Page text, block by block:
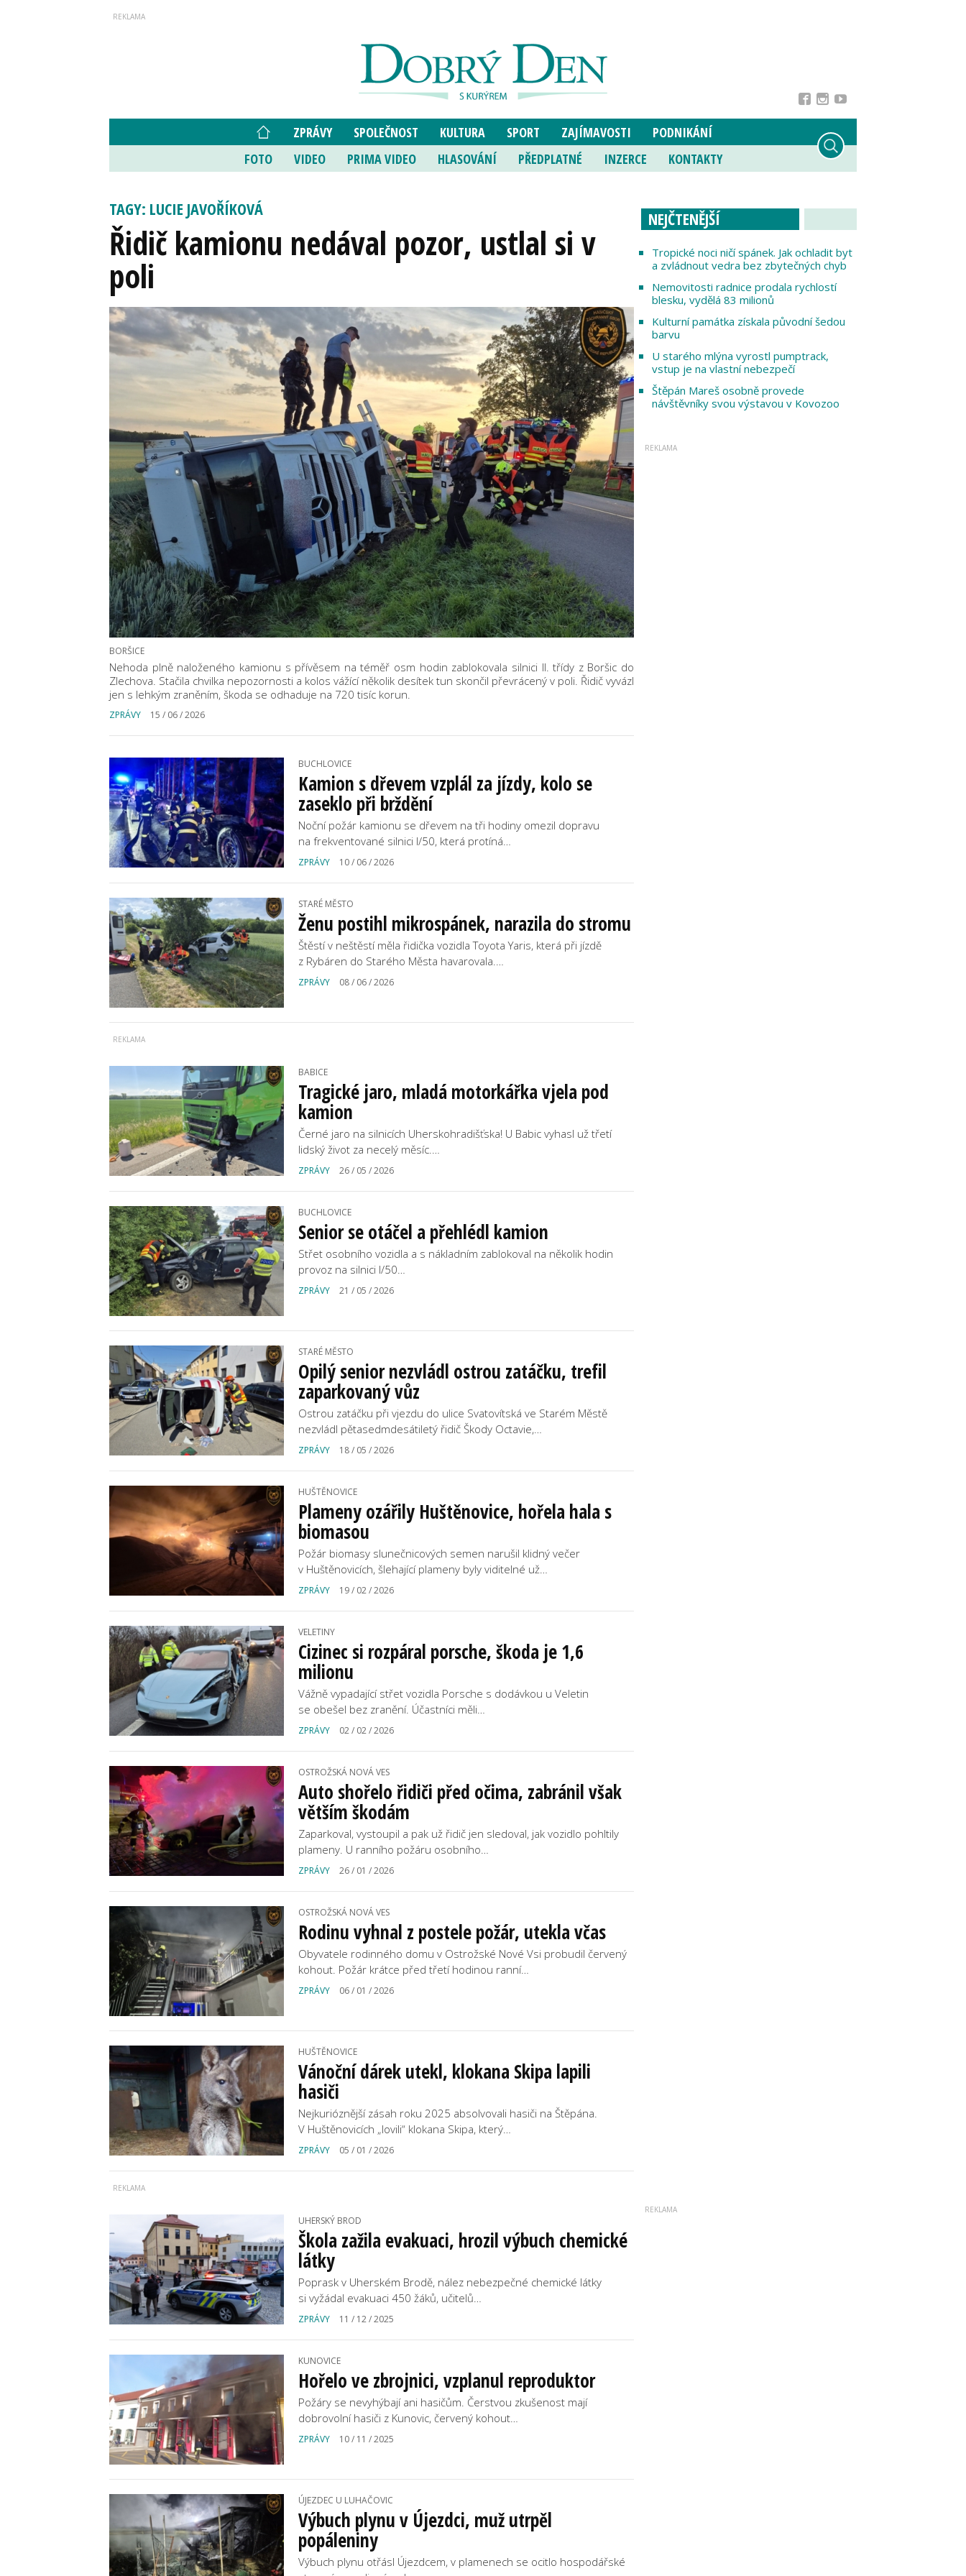
ZPRÁVY SPOLEČNOST KULTURA SPORT ZAJÍMAVOSTI
PODNIKÁNÍ
FOTO
VIDEO PRIMA VIDEO HLASOVÁNÍ PŘEDPLATNÉ INZERCE KONTAKTY
TAGY: LUCIE JAVOŘÍKOVÁ
Řidič kamionu nedával pozor, ustlal si v
poli
BORŠICE
Nehoda plně naloženého kamionu s přívěsem na téměř osm hodin zablokovala silnici II. třídy z Boršic do
Zlechova. Stačila chvilka nepozornosti a kolos vážící několik desítek tun skončil převrácený v poli. Řidič vyvázl
jen s lehkým zraněním, škoda se odhaduje na 720 tisíc korun.
ZPRÁVY 15 / 06 / 2026
BUCHLOVICE
Kamion s dřevem vzplál za jízdy, kolo se
zaseklo při brždění
Noční požár kamionu se dřevem na tři hodiny omezil dopravu
na frekventované silnici I/50, která protíná…
ZPRÁVY 10 / 06 / 2026
STARÉ MĚSTO
Ženu postihl mikrospánek, narazila do stromu
Štěstí v neštěstí měla řidička vozidla Toyota Yaris, která při jízdě
z Rybáren do Starého Města havarovala.…
ZPRÁVY 08 / 06 / 2026
BABICE
Tragické jaro, mladá motorkářka vjela pod
kamion
Černé jaro na silnicích Uherskohradišťska! U Babic vyhasl už třetí
lidský život za necelý měsíc.…
ZPRÁVY 26 / 05 / 2026
BUCHLOVICE
Senior se otáčel a přehlédl kamion
Střet osobního vozidla a s nákladním zablokoval na několik hodin
provoz na silnici I/50…
ZPRÁVY 21 / 05 / 2026
STARÉ MĚSTO
Opilý senior nezvládl ostrou zatáčku, trefil
zaparkovaný vůz
Ostrou zatáčku při vjezdu do ulice Svatovítská ve Starém Městě
nezvládl pětasedmdesátiletý řidič Škody Octavie,…
ZPRÁVY 18 / 05 / 2026
HUŠTĚNOVICE
Plameny ozářily Huštěnovice, hořela hala s
biomasou
Požár biomasy slunečnicových semen narušil klidný večer
v Huštěnovicích, šlehající plameny byly viditelné už…
ZPRÁVY 19 / 02 / 2026
VELETINY
Cizinec si rozpáral porsche, škoda je 1,6
milionu
Vážně vypadající střet vozidla Porsche s dodávkou u Veletin
se obešel bez zranění. Účastníci měli…
ZPRÁVY 02 / 02 / 2026
OSTROŽSKÁ NOVÁ VES
Auto shořelo řidiči před očima, zabránil však
větším škodám
Zaparkoval, vystoupil a pak už řidič jen sledoval, jak vozidlo pohltily
plameny. U ranního požáru osobního…
ZPRÁVY 26 / 01 / 2026
OSTROŽSKÁ NOVÁ VES
Rodinu vyhnal z postele požár, utekla včas
Obyvatele rodinného domu v Ostrožské Nové Vsi probudil červený
kohout. Požár krátce před třetí hodinou ranní…
ZPRÁVY 06 / 01 / 2026
HUŠTĚNOVICE
Vánoční dárek utekl, klokana Skipa lapili
hasiči
Nejkurióznější zásah roku 2025 absolvovali hasiči na Štěpána.
V Huštěnovicích „lovili“ klokana Skipa, který…
ZPRÁVY 05 / 01 / 2026
NEJČTENĚJŠÍ
Tropické noci ničí spánek. Jak ochladit byt
a zvládnout vedra bez zbytečných chyb
Nemovitosti radnice prodala rychlostí
blesku, vydělá 83 milionů
Kulturní památka získala původní šedou
barvu
U starého mlýna vyrostl pumptrack,
vstup je na vlastní nebezpečí
Štěpán Mareš osobně provede
návštěvníky svou výstavou v Kovozoo
UHERSKÝ BROD
Škola zažila evakuaci, hrozil výbuch chemické
látky
Poprask v Uherském Brodě, nález nebezpečné chemické látky
si vyžádal evakuaci 450 žáků, učitelů…
ZPRÁVY 11 / 12 / 2025
KUNOVICE
Hořelo ve zbrojnici, vzplanul reproduktor
Požáry se nevyhýbají ani hasičům. Čerstvou zkušenost mají
dobrovolní hasiči z Kunovic, červený kohout…
ZPRÁVY 10 / 11 / 2025
ÚJEZDEC U LUHAČOVIC
Výbuch plynu v Újezdci, muž utrpěl
popáleniny
Výbuch plynu otřásl Újezdcem, v plamenech se ocitlo hospodářské